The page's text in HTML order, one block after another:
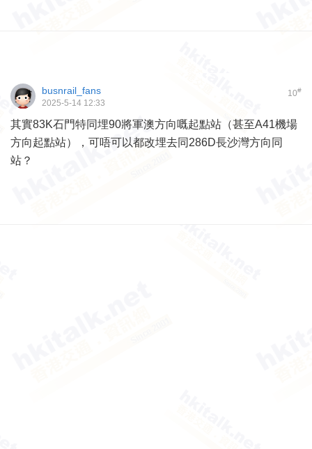
10#
busnrail_fans
2025-5-14 12:33
其實83K石門特同埋90將軍澳方向嘅起點站（甚至A41機場
方向起點站），可唔可以都改埋去同286D長沙灣方向同
站？